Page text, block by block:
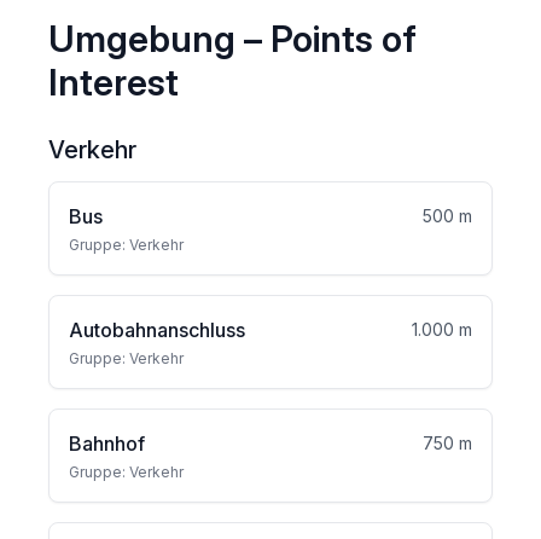
Umgebung – Points of
Interest
Verkehr
Bus 500 m
Gruppe: Verkehr
Autobahnanschluss 1.000 m
Gruppe: Verkehr
Bahnhof 750 m
Gruppe: Verkehr